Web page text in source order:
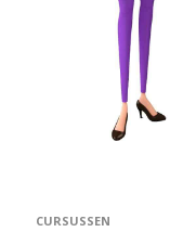
CURSUSSEN